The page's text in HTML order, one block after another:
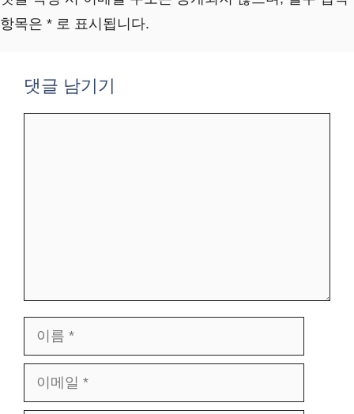
항목은 * 로 표시됩니다.
댓글 남기기
름
메